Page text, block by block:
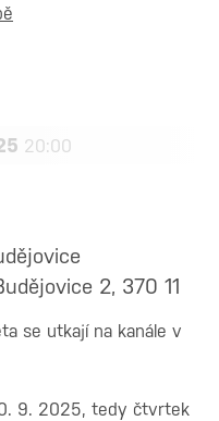
20:00
2, 370 11
se utkají na kanále v
9. 2025, tedy čtvrtek